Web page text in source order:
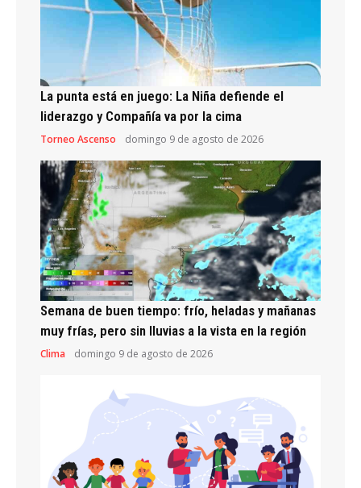
La punta está en juego: La Niña defiende el
liderazgo y Compañía va por la cima
Torneo Ascenso domingo 9 de agosto de 2026
Semana de buen tiempo: frío, heladas y mañanas
muy frías, pero sin lluvias a la vista en la región
Clima domingo 9 de agosto de 2026